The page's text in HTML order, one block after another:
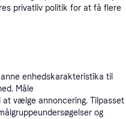
Købsgaranti
,1-2 dage 509 kr.
Eller 170 kr./md.
privatliv politik for at få flere
enhedskarakteristika til
Måle
vælge annoncering. Tilpasset
og